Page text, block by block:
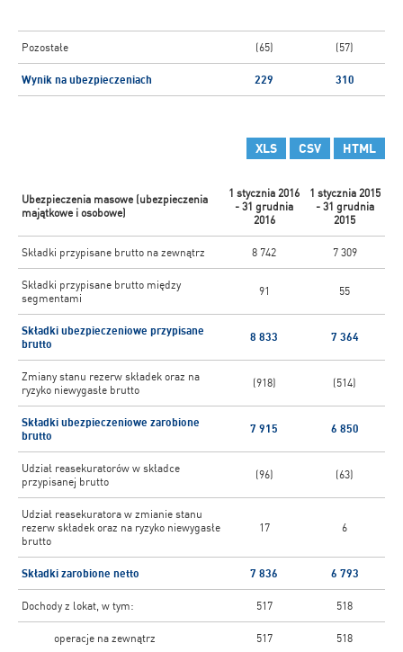
Pozostałe (65) (57)
Wynik na ubezpieczeniach 229 310
XLS CSV HTML
Ubezpieczenia masowe (ubezpieczenia
majątkowe i osobowe)
1 stycznia 2016
- 31 grudnia
2016
1 stycznia 2015
- 31 grudnia
2015
Składki przypisane brutto na zewnątrz 8 742 7 309
Składki przypisane brutto między
segmentami
91 55
Składki ubezpieczeniowe przypisane
brutto
8 833 7 364
Zmiany stanu rezerw składek oraz na
ryzyko niewygasłe brutto
(918) (514)
Składki ubezpieczeniowe zarobione
brutto
7 915 6 850
Udział reasekuratorów w składce
przypisanej brutto
(96) (63)
Udział reasekuratora w zmianie stanu
rezerw składek oraz na ryzyko niewygasłe
brutto
17 6
Składki zarobione netto 7 836 6 793
Dochody z lokat, w tym: 517 518
operacje na zewnątrz 517 518